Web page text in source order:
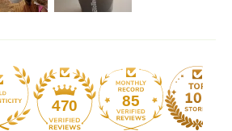
470 85